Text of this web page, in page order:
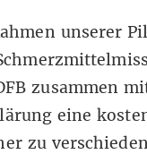
unserer
zusammen
eine
zu